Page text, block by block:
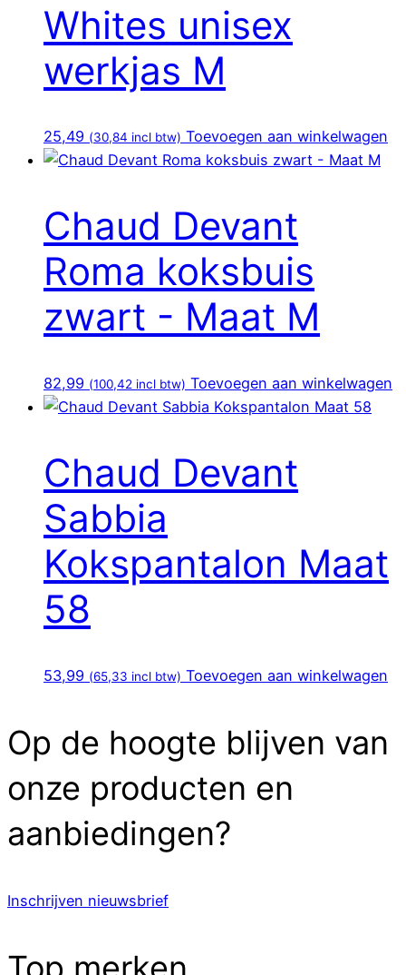
Whites unisex
werkjas M
25,49 (30,84 incl btw) Toevoegen aan winkelwagen
Chaud Devant
Roma koksbuis
zwart - Maat M
82,99 (100,42 incl btw) Toevoegen aan winkelwagen
Chaud Devant
Sabbia
Kokspantalon Maat
58
53,99 (65,33 incl btw) Toevoegen aan winkelwagen
Op de hoogte blijven van
onze producten en
aanbiedingen?
Inschrijven nieuwsbrief